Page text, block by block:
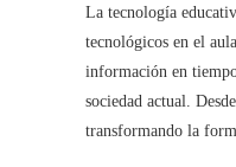
La tecnología
tecnológicos en el
información en
sociedad actual.
transformando la